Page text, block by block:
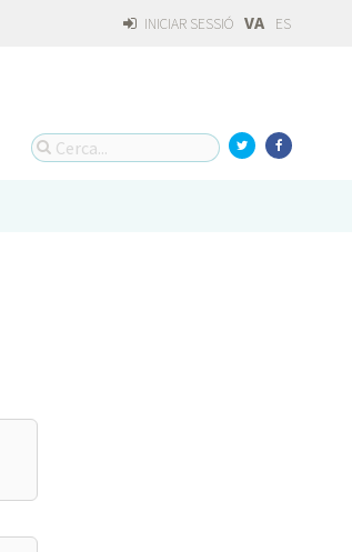
INICIAR SESSIÓ VA ES